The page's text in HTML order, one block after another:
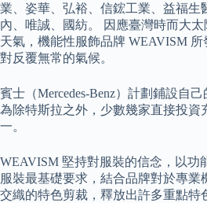
業、姿華、弘裕、信鋐工業、益福生
內、唯誠、國紡。 因應臺灣時而大
天氣，機能性服飾品牌 WEAVISM
對反覆無常的氣候。
賓士（Mercedes-Benz）計劃鋪設自
為除特斯拉之外，少數幾家直接投資
一。
WEAVISM 堅持對服裝的信念，以功
服裝最基礎要求，結合品牌對於專業
交織的特色剪裁，釋放出許多重點特